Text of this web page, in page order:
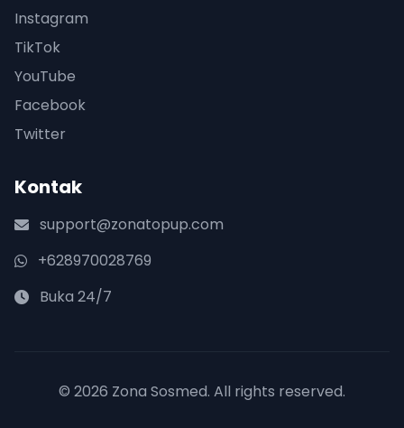
Instagram
TikTok
YouTube
Facebook
Twitter
Kontak
support@zonatopup.com
+628970028769
Buka 24/7
© 2026 Zona Sosmed. All rights reserved.